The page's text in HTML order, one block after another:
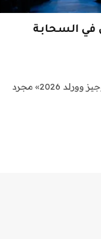
في السحابة
سماء الوطن في لاس فيغاس، لا تبدو إعلانات مؤتمر «دل تكنولوجيز وورلد 2026» مجرد